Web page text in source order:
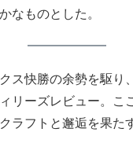
なものとした。
ス快勝の余勢を駆り
リーズレビュー。こ
ラフトと邂逅を果た